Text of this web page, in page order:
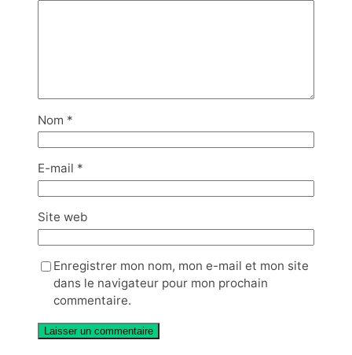
Nom *
E-mail *
Site web
Enregistrer mon nom, mon e-mail et mon site
dans le navigateur pour mon prochain
commentaire.